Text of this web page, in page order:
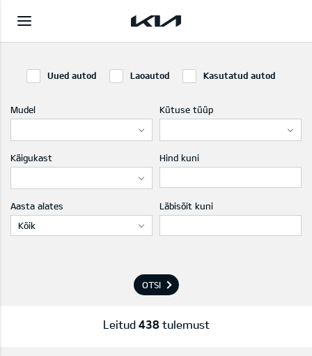
Uued autod Laoautod Kasutatud autod
Mudel Kütuse tüüp
Käigukast Hind kuni
Aasta alates
Kõik
Läbisõit kuni
OTSI
Leitud 438tulemust